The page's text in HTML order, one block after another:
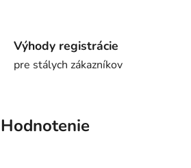
Výhody registrácie
pre stálych zákazníkov
Hodnotenie